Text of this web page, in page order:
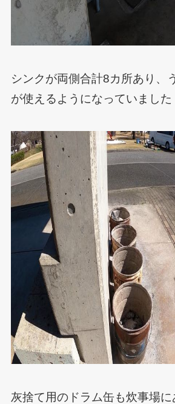
シンクが両側合計8カ所あり、
が使えるようになっていました
灰捨て用のドラム缶も炊事場に